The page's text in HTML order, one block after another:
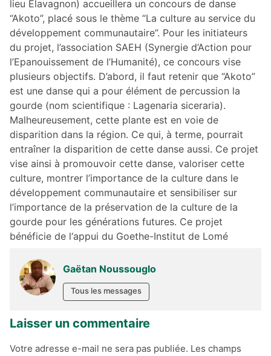
lieu Elavagnon) accueillera un concours de danse
“Akoto”, placé sous le thème “La culture au service du
développement communautaire”. Pour les initiateurs
du projet, l’association SAEH (Synergie d’Action pour
l’Epanouissement de l’Humanité), ce concours vise
plusieurs objectifs. D’abord, il faut retenir que “Akoto”
est une danse qui a pour élément de percussion la
gourde (nom scientifique : Lagenaria siceraria).
Malheureusement, cette plante est en voie de
disparition dans la région. Ce qui, à terme, pourrait
entraîner la disparition de cette danse aussi. Ce projet
vise ainsi à promouvoir cette danse, valoriser cette
culture, montrer l’importance de la culture dans le
développement communautaire et sensibiliser sur
l’importance de la préservation de la culture de la
gourde pour les générations futures. Ce projet
bénéficie de l‘appui du Goethe-Institut de Lomé
Gaëtan Noussouglo
Tous les messages
Laisser un commentaire
Votre adresse e-mail ne sera pas publiée. Les champs